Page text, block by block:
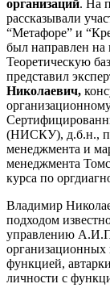
организаций. На
рассказывали
“Метафоре” и
был направлен на
Теоретическую
представил
Николаевич,
(НИСКУ), д.б.н.,
менеджмента и
менеджмента
курса по
Владимир
подходом
управлению
организационных
функцией,
личности с